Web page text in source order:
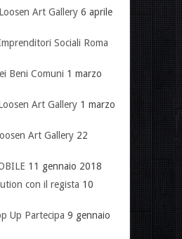
Art Gallery 6 aprile
Sociali Roma
Beni Comuni 1 marzo
Art Gallery 1 marzo
Art Gallery 22
11 gennaio 2018
con il regista 10
Up Partecipa 9 gennaio